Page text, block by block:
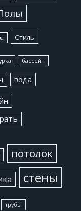
Стиль
бассейн
вода
потолок
стены
трубы